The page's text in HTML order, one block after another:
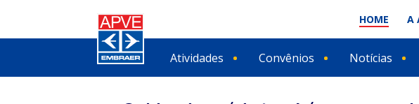
HOME A
Atividades Convênios Notícias